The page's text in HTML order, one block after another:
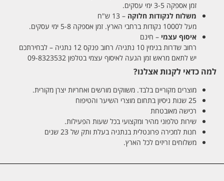
זמן אספקה 3-5 ימי עסקים.
משלוח לנקודות חלוקה – 13 ש"ח
מעל ל1000 נקודות ברחבי הארץ. זמן אספקה 5-8 ימי עסקים.
איסוף עצמי – חינם
רחוב שדרות בנימין 10 נתניה/ רחוב פנקס 12 נתניה – לבחירתכם
יש לתאם מראש זמן הגעה לאיסוף עצמי בטלפון 09-8323532
למה כדאי לקנות אצלנו?
מוצרים מקוריים בלבד. משווקים מורשים ואחריות יצרן מקורית.
25 שנות ניסיון בתחום מוצרי השיער והטיפוח
רכישה מאובטחת
שירות טלפוני מהיר ומקצועי בכל שעות הפעילות.
חנות למכירה פרונטלית בנתניה בעלת ותק של 23 שנים
משלוחים זריזים לכל הארץ.